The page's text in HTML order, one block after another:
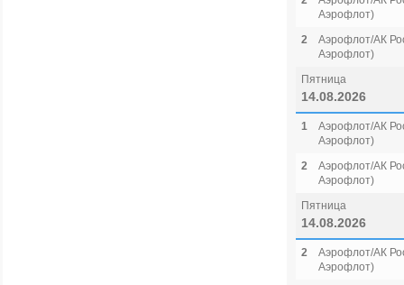
Аэрофлот)
2
Аэрофлот/АК
Аэрофлот)
Пятница
14.08.2026
1
Аэрофлот/АК
Аэрофлот)
2
Аэрофлот/АК
Аэрофлот)
Пятница
14.08.2026
2
Аэрофлот/АК
Аэрофлот)